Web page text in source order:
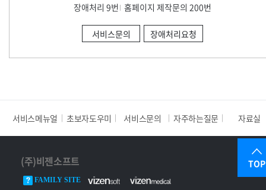
장애처리 9번 홈페이지 제작문의 200번
서비스문의 장애처리요청
서비스메뉴얼 초보자도우미 서비스문의 자주하는질문 자료실
TOP
(주)비젠소프트
FAMILY SITE